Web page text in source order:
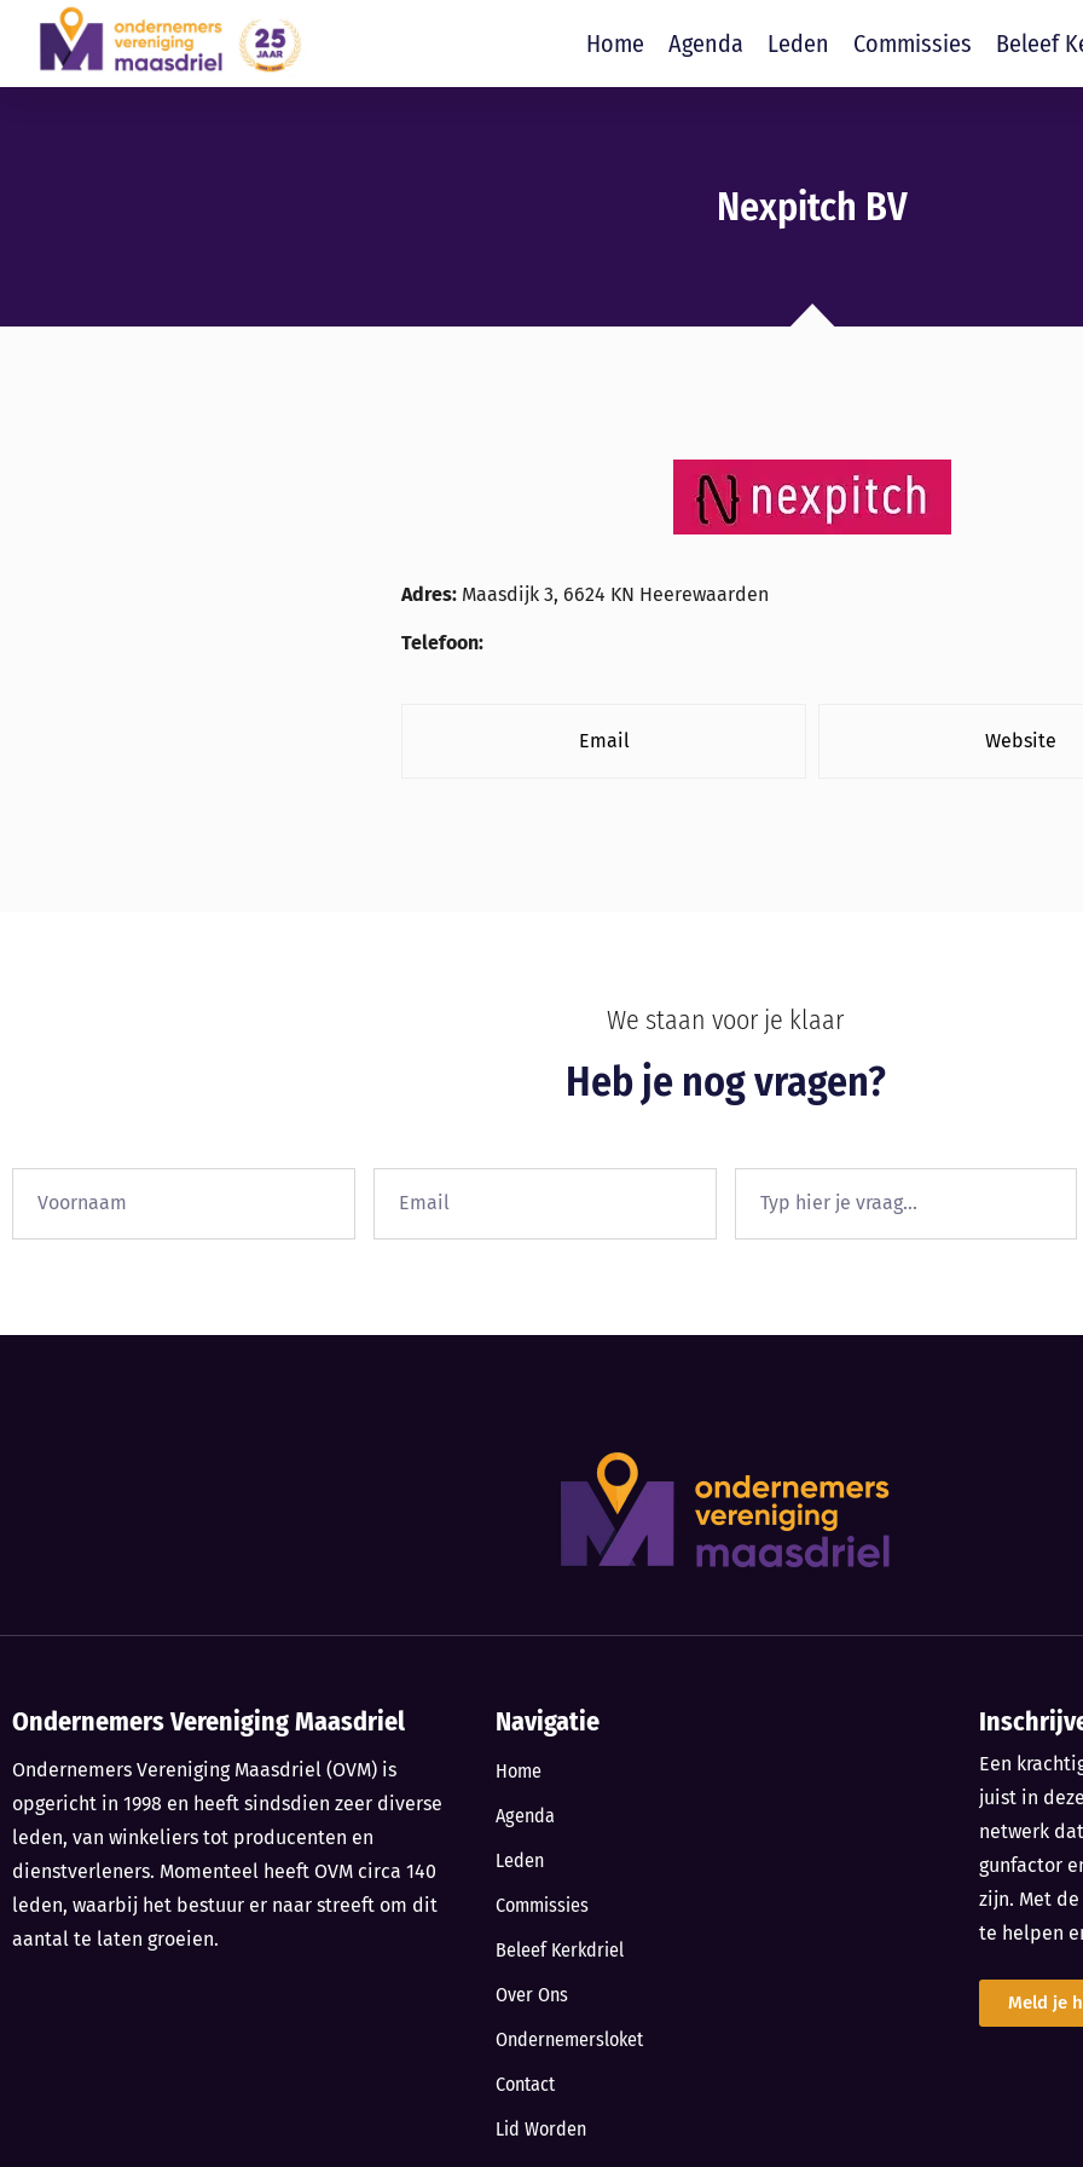
Home Agenda Leden Commissies Beleef
Nexpitch BV
Adres: Maasdijk 3, 6624 KN Heerewaarden
Telefoon:
Email Website
We staan voor je klaar
Heb je nog vragen?
Ondernemers Vereniging Maasdriel
Ondernemers Vereniging Maasdriel (OVM) is
opgericht in 1998 en heeft sindsdien zeer diverse
leden, van winkeliers tot producenten en
dienstverleners. Momenteel heeft OVM circa 140
leden, waarbij het bestuur er naar streeft om dit
aantal te laten groeien.
Navigatie
Home
Agenda
Leden
Commissies
Beleef Kerkdriel
Over Ons
Ondernemersloket
Contact
Lid Worden
Een
juist in
netwerk
gunfactor
zijn. Met
te helpen
Meld je